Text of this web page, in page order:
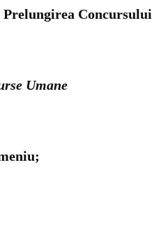
Prelungirea
Umane